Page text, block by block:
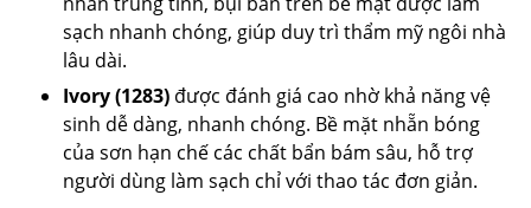
sạch nhanh chóng, giúp duy trì thẩm mỹ ngôi nhà
lâu dài.
Ivory (1283) được đánh giá cao nhờ khả năng vệ
sinh dễ dàng, nhanh chóng. Bề mặt nhẵn bóng
của sơn hạn chế các chất bẩn bám sâu, hỗ trợ
người dùng làm sạch chỉ với thao tác đơn giản.